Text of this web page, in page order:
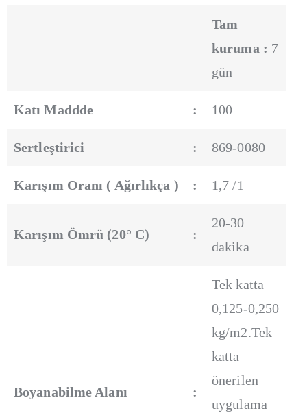
Tam
kuruma : 7
gün
Katı Maddde : 100
Sertleştirici : 869-0080
Karışım Oranı ( Ağırlıkça ) : 1,7 /1
Karışım Ömrü (20° C) :
20-30
dakika
Boyanabilme Alanı :
Tek katta
0,125-0,250
kg/m2.Tek
katta
önerilen
uygulama